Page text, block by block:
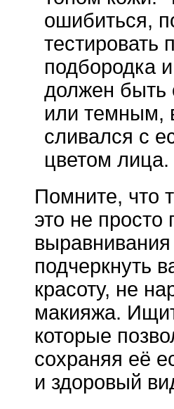
ошибиться,
тестировать
подбородка
должен быть
или темным,
сливался с
цветом лица.
Помните, что
это не просто
подчеркнуть
красоту, не
макияжа.
которые
сохраняя её
и здоровый